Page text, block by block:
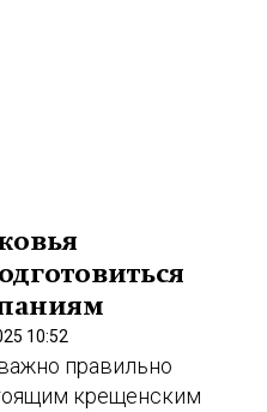
10:52
правильно
крещенским